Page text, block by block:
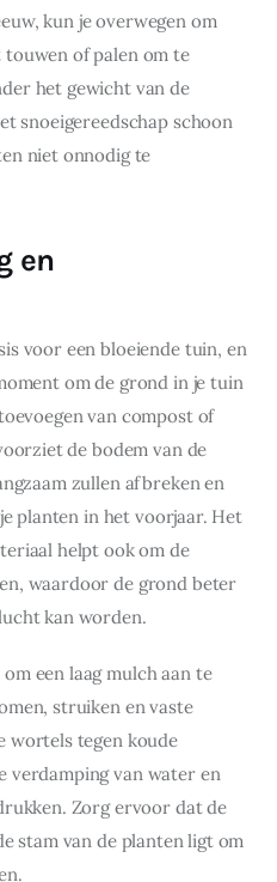
kun je overwegen om
of palen om te
het gewicht van de
snoeigereedschap schoon
niet onnodig te
en
voor een bloeiende tuin, en
om de grond in je tuin
van compost of
de bodem van de
zullen afbreken en
planten in het voorjaar. Het
helpt ook om de
waardoor de grond beter
kan worden.
een laag mulch aan te
struiken en vaste
wortels tegen koude
verdamping van water en
Zorg ervoor dat de
stam van de planten ligt om